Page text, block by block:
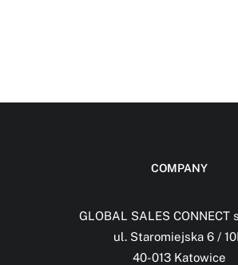
COMPANY
GLOBAL SALES CONNECT
ul. Staromiejska 6 /
40-013 Katowice